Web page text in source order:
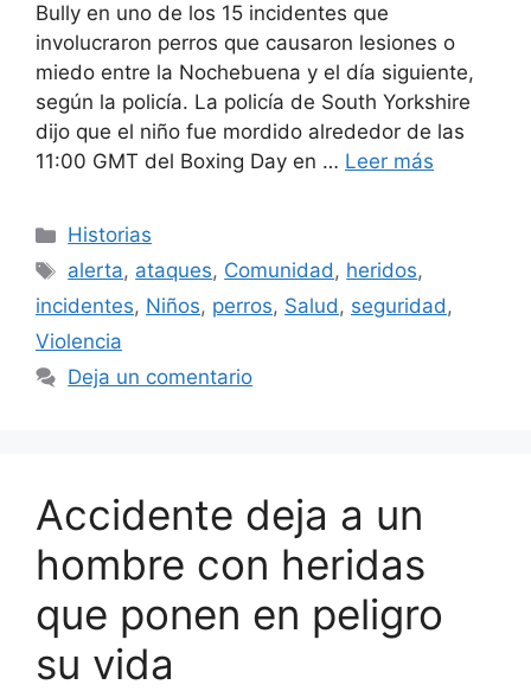
Bully en uno de los 15 incidentes que
involucraron perros que causaron lesiones o
miedo entre la Nochebuena y el día siguiente,
según la policía. La policía de South Yorkshire
dijo que el niño fue mordido alrededor de las
11:00 GMT del Boxing Day en … Leer más
Categorías
Historias
Etiquetas
alerta, ataques, Comunidad, heridos,
incidentes, Niños, perros, Salud, seguridad,
Violencia
Deja un comentario
Accidente deja a un
hombre con heridas
que ponen en peligro
su vida